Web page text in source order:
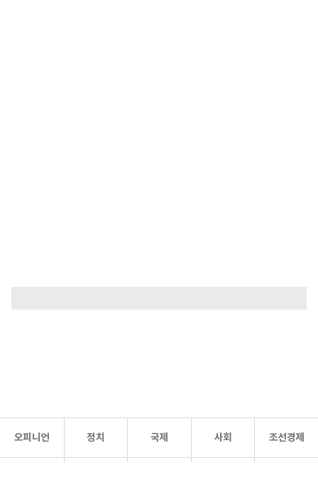
오피니언 정치 국제 사회 조선경제